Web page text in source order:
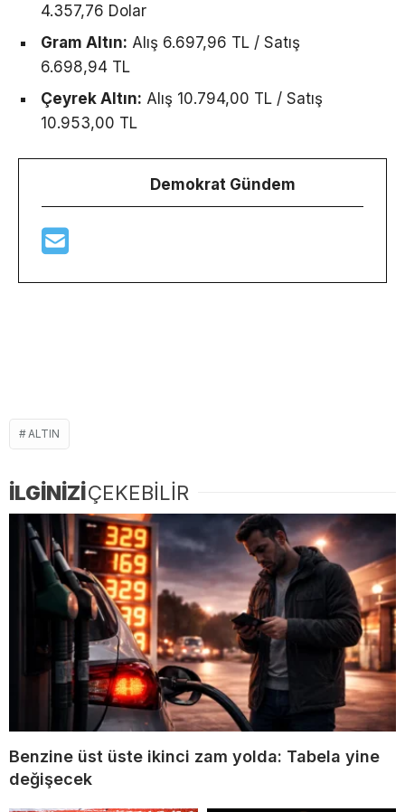
4.357,76 Dolar
Gram Altın: Alış 6.697,96 TL / Satış
6.698,94 TL
Çeyrek Altın: Alış 10.794,00 TL / Satış
10.953,00 TL
Demokrat Gündem
ALTIN
İLGİNİZİÇEKEBİLİR
Benzine üst üste ikinci zam yolda: Tabela yine
değişecek